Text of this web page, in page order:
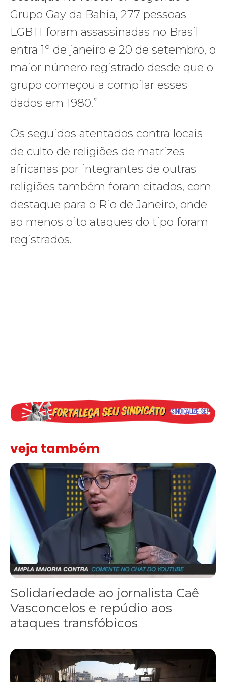
Grupo Gay da Bahia, 277 pessoas
LGBTI foram assassinadas no Brasil
entra 1º de janeiro e 20 de setembro, o
maior número registrado desde que o
grupo começou a compilar esses
dados em 1980.”
Os seguidos atentados contra locais
de culto de religiões de matrizes
africanas por integrantes de outras
religiões também foram citados, com
destaque para o Rio de Janeiro, onde
ao menos oito ataques do tipo foram
registrados.
veja também
Solidariedade ao jornalista Caê Vasconcelos e repúdio aos
Solidariedade ao jornalista Caê
Vasconcelos e repúdio aos
ataques transfóbicos
“Funeral para toda Gaza” — enquanto o Conselho da Paz